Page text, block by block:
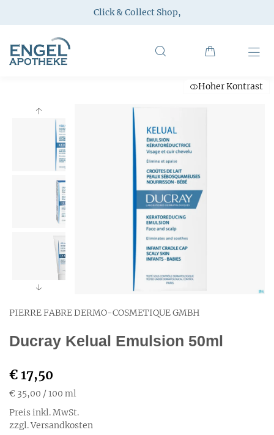
Click & Collect Shop,
Hoher Kontrast
PIERRE FABRE DERMO-COSMETIQUE GMBH
Ducray Kelual Emulsion 50ml
€ 17,50
€ 35,00 / 100 ml
Preis inkl. MwSt.
zzgl. Versandkosten